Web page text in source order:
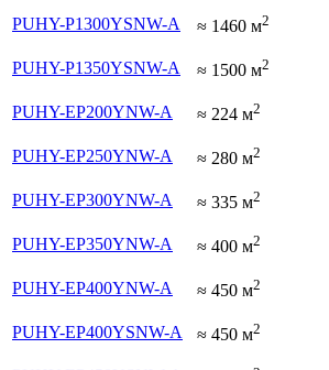
PUHY-P1300YSNW-A
≈ 1460 м2
PUHY-P1350YSNW-A
≈ 1500 м2
PUHY-EP200YNW-A
≈ 224 м2
PUHY-EP250YNW-A
≈ 280 м2
PUHY-EP300YNW-A
≈ 335 м2
PUHY-EP350YNW-A
≈ 400 м2
PUHY-EP400YNW-A
≈ 450 м2
PUHY-EP400YSNW-A
≈ 450 м2